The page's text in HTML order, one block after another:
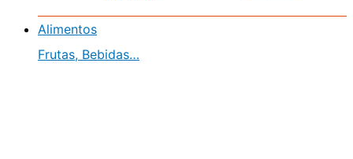
Alimentos
Frutas, Bebidas…